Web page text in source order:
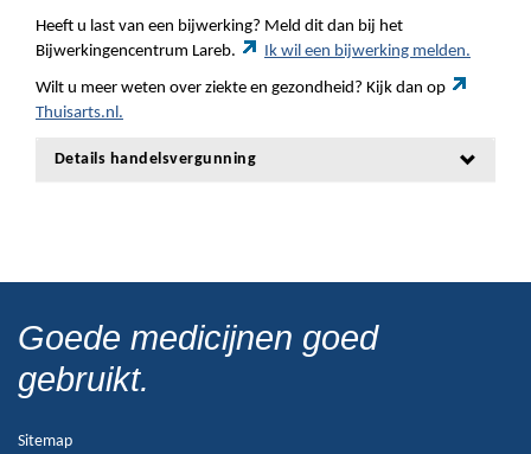
Heeft u last van een bijwerking? Meld dit dan bij het
Bijwerkingencentrum Lareb.
Ik wil een bijwerking melden.
Wilt u meer weten over ziekte en gezondheid? Kijk dan op
Thuisarts.nl.
Details handelsvergunning
Goede medicijnen goed
gebruikt.
Sitemap